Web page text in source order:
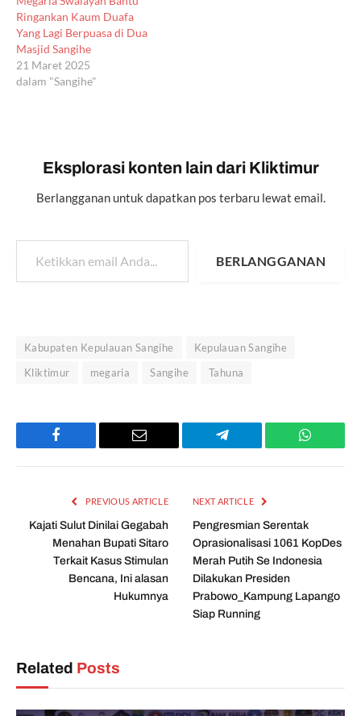
Ringankan Kaum Duafa
Yang Lagi Berpuasa di Dua
Masjid Sangihe
21 Maret 2025
dalam "Sangihe"
Eksplorasi konten lain dari Kliktimur
Berlangganan untuk dapatkan pos terbaru lewat email.
Ketikkan email Anda...
BERLANGGANAN
Kabupaten Kepulauan Sangihe
Kepulauan Sangihe
Kliktimur
megaria Sangihe Tahuna
Facebook Email Telegram
PREVIOUS ARTICLE
Kajati Sulut Dinilai Gegabah
Menahan Bupati Sitaro
Terkait Kasus Stimulan
Bencana, Ini alasan
Hukumnya
NEXT ARTICLE
Pengresmian Serentak
Oprasionalisasi 1061 KopDes
Merah Putih Se Indonesia
Dilakukan Presiden
Prabowo_Kampung Lapango
Siap Running
Related Posts